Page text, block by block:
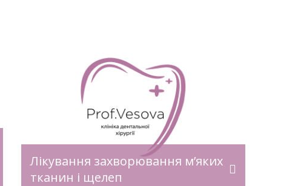
Лікування захворювання м’яких
тканин і щелеп